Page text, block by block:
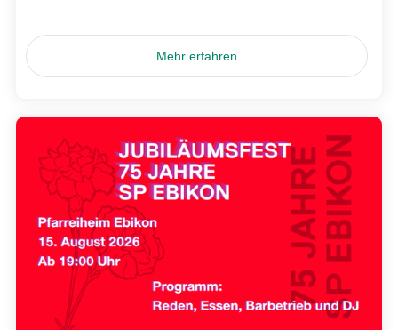
Mehr erfahren